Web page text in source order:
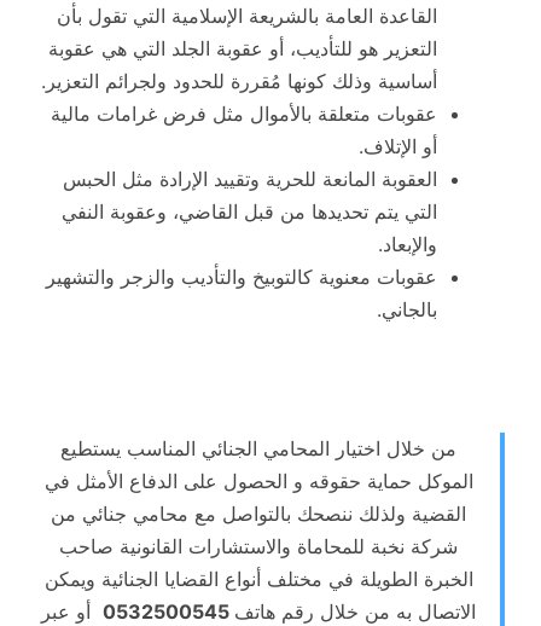
القاعدة العامة بالشريعة الإسلامية التي تقول بأن
التعزير هو للتأديب، أو عقوبة الجلد التي هي عقوبة
أساسية وذلك كونها مُقررة للحدود ولجرائم التعزير.
عقوبات متعلقة بالأموال مثل فرض غرامات مالية
أو الإتلاف.
العقوبة المانعة للحرية وتقييد الإرادة مثل الحبس
التي يتم تحديدها من قبل القاضي، وعقوبة النفي
والإبعاد.
عقوبات معنوية كالتوبيخ والتأديب والزجر والتشهير
بالجاني.
من خلال اختيار المحامي الجنائي المناسب يستطيع
الموكل حماية حقوقه و الحصول على الدفاع الأمثل في
القضية ولذلك ننصحك بالتواصل مع محامي جنائي من
شركة نخبة للمحاماة والاستشارات القانونية صاحب
الخبرة الطويلة في مختلف أنواع القضايا الجنائية ويمكن
الاتصال به من خلال رقم هاتف
أو عبر